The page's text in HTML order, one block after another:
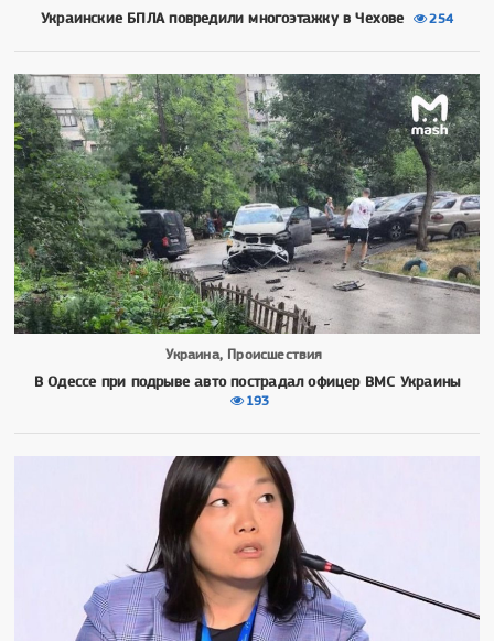
Украинские БПЛА повредили многоэтажку в Чехове 254
Украина, Происшествия
В Одессе при подрыве авто пострадал офицер ВМС Украины
193